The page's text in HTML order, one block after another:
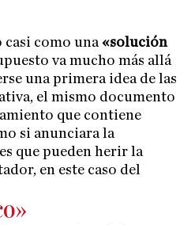
como una«solución
va mucho más allá
una primera idea de las
el mismo documento
que contiene
si anunciara la
que pueden herir la
en este caso del